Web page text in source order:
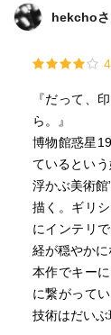
hekcho
4
『だって、
ら。』
博物館惑星
ているとい
浮かぶ美術
描く。ギリ
にインテリ
経が穏やかに
本作でキー
に繋がって
技術はだいぶ